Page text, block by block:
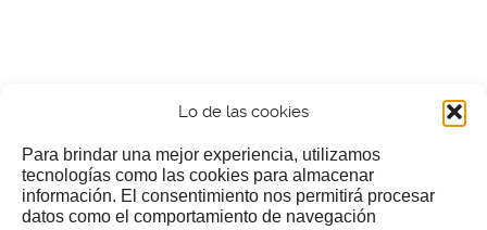
Lo de las cookies
Para brindar una mejor experiencia, utilizamos
tecnologías como las cookies para almacenar
información. El consentimiento nos permitirá procesar
datos como el comportamiento de navegación
¿Nos invitas a un cafecillo?